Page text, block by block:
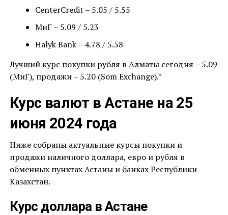
CenterCredit – 5.05 / 5.55
МиГ – 5.09 / 5.23
Halyk Bank – 4.78 / 5.58
Лучший курс покупки рубля в Алматы сегодня – 5.09
(МиГ), продажи – 5.20 (Som Exchange).*
Курс валют в Астане на 25
июня 2024 года
Ниже собраны актуальные курсы покупки и
продажи наличного доллара, евро и рубля в
обменных пунктах Астаны и банках Республики
Казахстан.
Курс доллара в Астане